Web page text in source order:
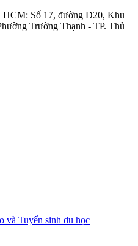
Số 17, đường D20, Khu
Trường Thạnh - TP. Thủ
và Tuyển sinh du học